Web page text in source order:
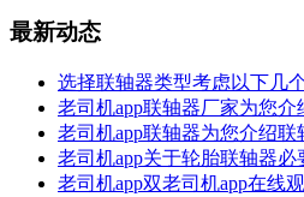
最新动态
选择联轴器类型考虑以下几
老司机app联轴器厂家为您
老司机app联轴器为您介绍
老司机app关于轮胎联轴器必
老司机app双老司机app在线